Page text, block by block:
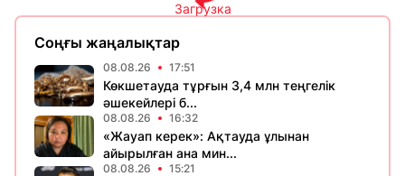
Загрузка
Соңғы жаңалықтар
08.08.26 17:51
Көкшетауда тұрғын 3,4 млн теңгелік
әшекейлері б...
08.08.26 16:32
«Жауап керек»: Ақтауда ұлынан
айырылған ана мин...
08.08.26 15:21